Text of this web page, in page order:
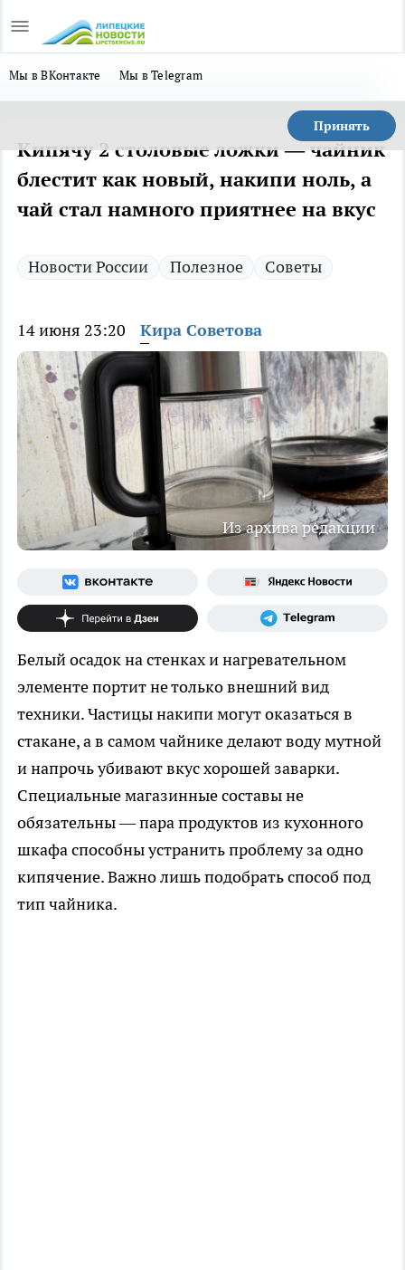
Мы в ВКонтакте Мы в Telegram
Принять
Кипячу 2 столовые ложки — чайник
блестит как новый, накипи ноль, а
чай стал намного приятнее на вкус
Новости России Полезное Советы
14 июня 23:20 Кира Советова
Из архива редакции
Белый осадок на стенках и нагревательном
элементе портит не только внешний вид
техники. Частицы накипи могут оказаться в
стакане, а в самом чайнике делают воду мутной
и напрочь убивают вкус хорошей заварки.
Специальные магазинные составы не
обязательны — пара продуктов из кухонного
шкафа способны устранить проблему за одно
кипячение. Важно лишь подобрать способ под
тип чайника.